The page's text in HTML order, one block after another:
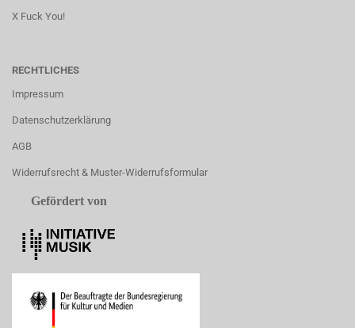
X Fuck You!
RECHTLICHES
Impressum
Datenschutzerklärung
AGB
Widerrufsrecht & Muster-Widerrufsformular
Gefördert von